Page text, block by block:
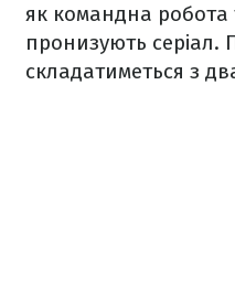
як командна робота
пронизують
складатиметься з